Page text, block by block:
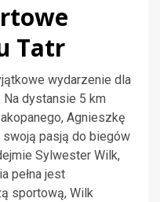
Tatr
wydarzenie dla
Na dystansie 5 km
Agnieszkę
swoją pasją do biegów
Sylwester Wilk,
pełna jest
sportową, Wilk